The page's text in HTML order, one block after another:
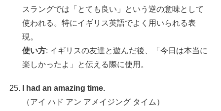
スラングでは「とても良い」という逆の意味として
使われる。特にイギリス英語でよく用いられる表
現。
使い方: イギリスの友達と遊んだ後、「今日は本当に
楽しかったよ」と伝える際に使用。
I had an amazing time.
（アイ ハド アン アメイジング タイム）